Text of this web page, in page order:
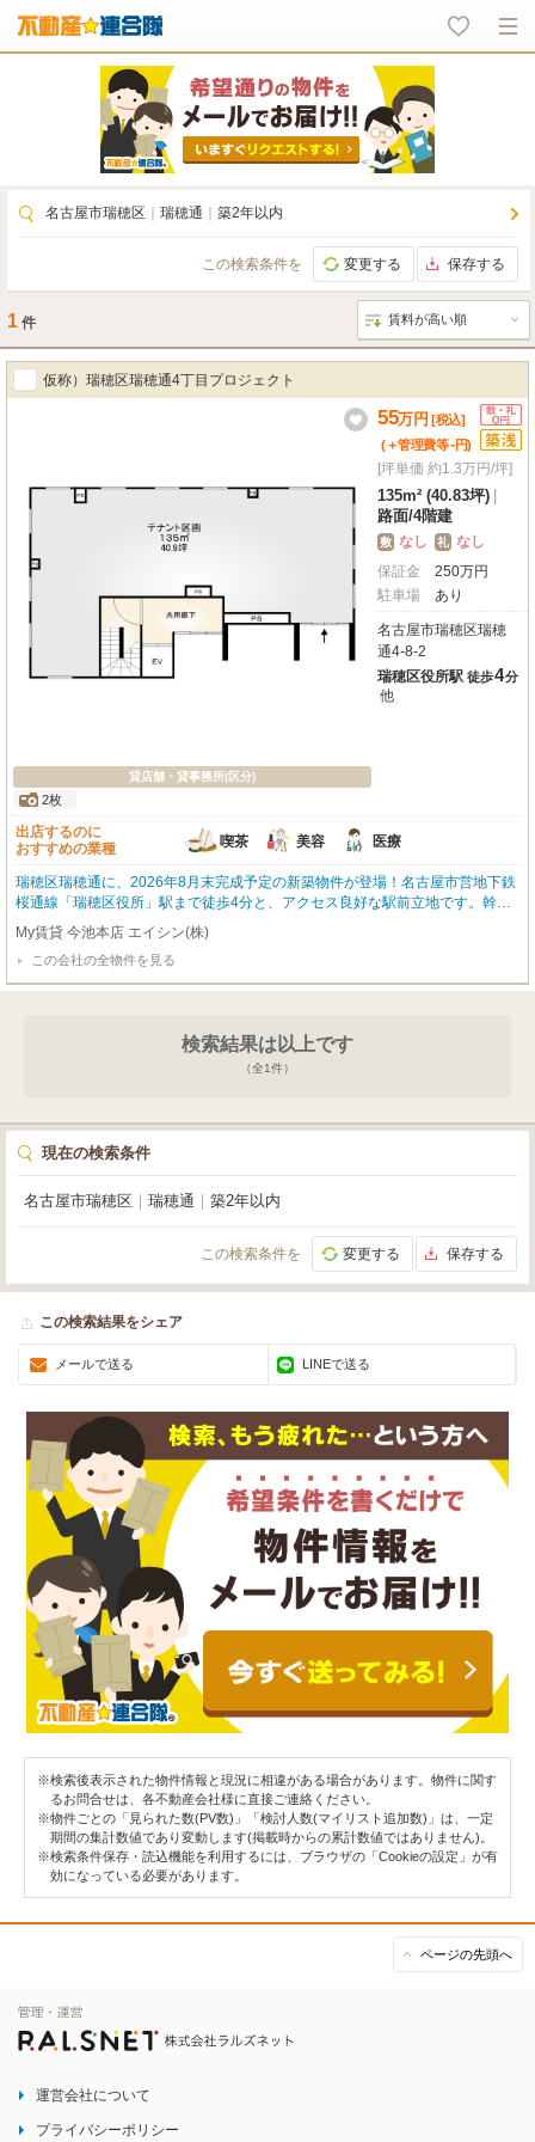
名古屋市瑞穂区 瑞穂通 築2年以内
この検索条件を 変更する 保存する
1 件
仮称）瑞穂区瑞穂通4丁目プロジェクト
貸店舗・貸事務所(区分)
2枚
55万円 [税込]
(＋管理費等-円)
[坪単価 約1.3万円/坪]
135m² (40.83坪)
路面/4階建
敷 なし 礼 なし
保証金
250万円
駐車場
あり
名古屋市瑞穂区瑞穂
通4-8-2
瑞穂区役所駅 徒歩4分
他
出店するのに
おすすめの業種
喫茶 美容 医療
瑞穂区瑞穂通に、2026年8月末完成予定の新築物件が登場！名古屋市営地下鉄
桜通線「瑞穂区役所」駅まで徒歩4分と、アクセス良好な駅前立地です。幹線
道路沿いの路面店で視認性が高く、集客にも期待が持てます。広々とした専有
面積135.0㎡のスケルトン仕様で、お客様の事業に合わせた自由な空間作りが
可能です。テナント区画用に駐車場1台利用可！！周辺にはコメダ珈琲店やス
ギ薬局、区役所などがあり、利便性も兼ね備えています。喫茶・カフェ（軽飲
My賃貸 今池本店 エイシン(株)
この会社の全物件を見る
検索結果は以上です
（全1件）
現在の検索条件
名古屋市瑞穂区 瑞穂通 築2年以内
この検索条件を 変更する 保存する
この検索結果をシェア
メールで送る LINEで送る
※検索後表示された物件情報と現況に相違がある場合があります。物件に関す
るお問合せは、各不動産会社様に直接ご連絡ください。
※物件ごとの「見られた数(PV数)」「検討人数(マイリスト追加数)」は、一定
期間の集計数値であり変動します(掲載時からの累計数値ではありません)。
※検索条件保存・読込機能を利用するには、ブラウザの「Cookieの設定」が有
効になっている必要があります。
ページの先頭へ
運営会社について
プライバシーポリシー